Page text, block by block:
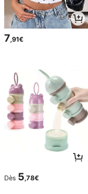
7,91€
Dès 5 ,78€